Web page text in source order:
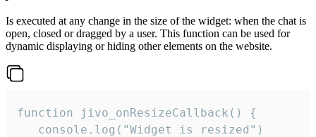
Is executed at any change in the size of the widget: when the chat is
open, closed or dragged by a user. This function can be used for
dynamic displaying or hiding other elements on the website.
function jivo_onResizeCallback() {
   console.log("Widget is resized")